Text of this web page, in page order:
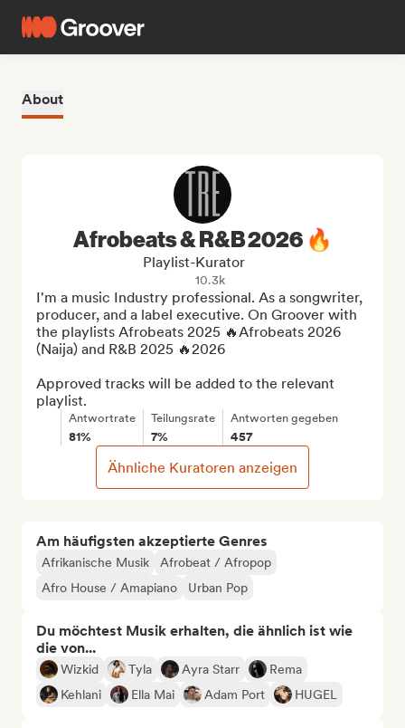
About
Am häufigsten akzeptierte Genres
Afrikanische Musik
Afrobeat / Afropop
Afro House / Amapiano
Urban Pop
Du möchtest Musik erhalten, die ähnlich ist wie
die von...
Wizkid Tyla Ayra Starr
Rema
Kehlani
Ella Mai Adam Port HUGEL
Afrobeats & R&B 2026 🔥
Playlist-Kurator
10.3k
I'm a music Industry professional. As a songwriter,
producer, and a label executive. On Groover with
the playlists Afrobeats 2025 🔥Afrobeats 2026
(Naija) and R&B 2025 🔥2026
Approved tracks will be added to the relevant
playlist.
Antwortrate
81%
Teilungsrate
7%
Antworten gegeben
457
Ähnliche Kuratoren anzeigen